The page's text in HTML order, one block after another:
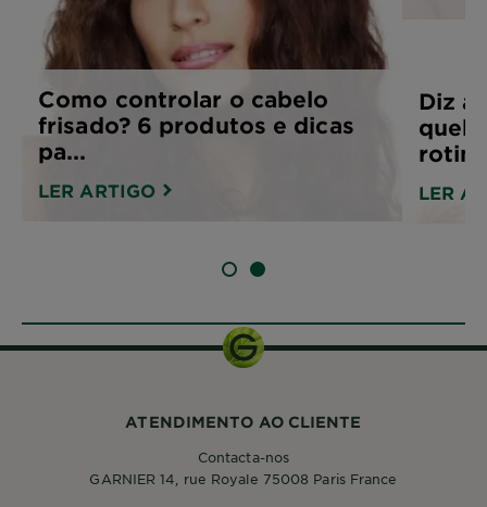
Como controlar o cabelo
frisado? 6 produtos e dicas
pa...
LER ARTIGO
Diz
rotina
LER
SLIDE 1SLIDE 2
ATENDIMENTO AO CLIENTE
Contacta-nos
GARNIER 14, rue Royale 75008 Paris France